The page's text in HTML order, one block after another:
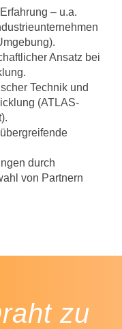
– u.a.
Ansatz bei
Technik und
(ATLAS-
durch
von Partnern
zu